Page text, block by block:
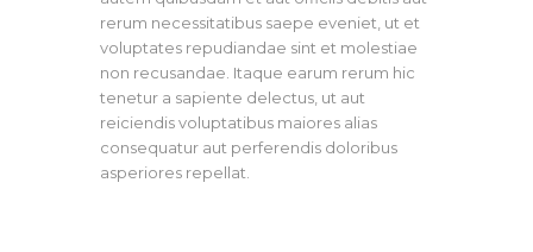
rerum necessitatibus saepe eveniet, ut et
voluptates repudiandae sint et molestiae
non recusandae. Itaque earum rerum hic
tenetur a sapiente delectus, ut aut
reiciendis voluptatibus maiores alias
consequatur aut perferendis doloribus
asperiores repellat.